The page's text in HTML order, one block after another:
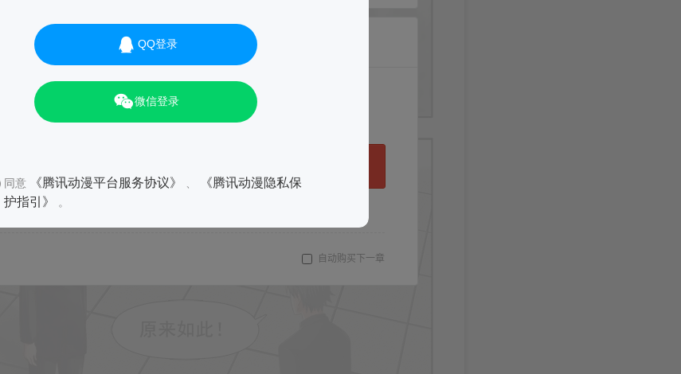
QQ登录
微信登录
同意 《腾讯动漫平台服务协议》
《腾讯动漫隐私保
护指引》
。